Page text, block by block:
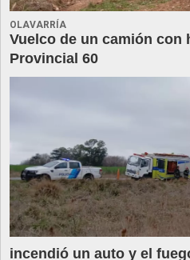
OLAVARRÍA
Vuelco de un camión con
Provincial 60
incendió un auto y el